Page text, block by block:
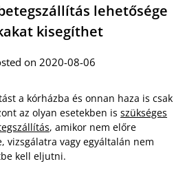
lehetősége
kisegíthet
on 2020-08-06
a kórházba és onnan haza is csak
az olyan esetekben is szükséges
, amikor nem előre
vizsgálatra vagy egyáltalán nem
kell eljutni.